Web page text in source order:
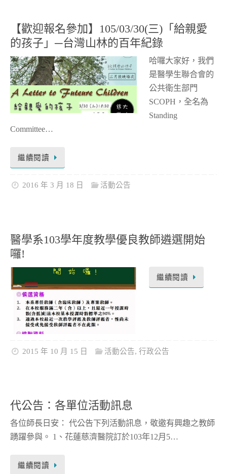
【歡迎報名參加】105/03/30(三)「給親愛
的孩子」─台灣山林的百年紀錄
哈囉大家好，我們
是醫學生聯合會的
公共衛生部門
SCOPH，全名為
Standing
Committee…
繼續閱讀
2016 年 3 月 18 日 活動公告
醫學系103學年度教學優良教師遴選開始
囉!
繼續閱讀
2015 年 10 月 15 日 活動公告, 行政公告
代公告：各單位活動訊息
各位師長日安： 代公告下列活動訊息，敬邀有興趣之教師
踴躍參與。 1、花蓮慈濟醫院訂於103年12月5…
繼續閱讀